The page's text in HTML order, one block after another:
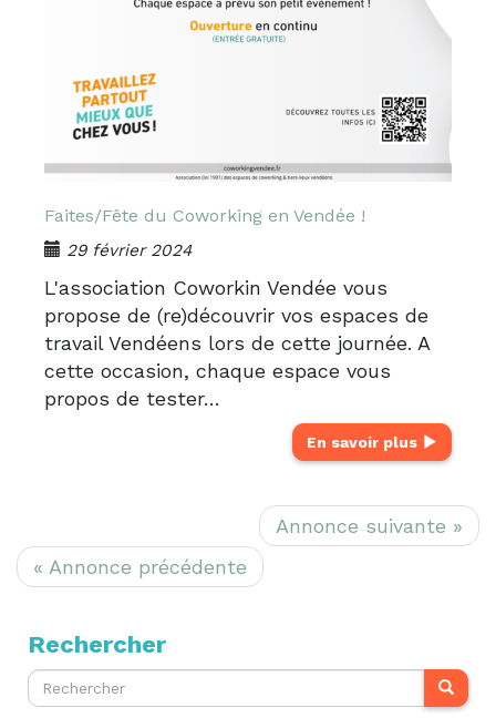
Faites/Fête du Coworking en Vendée !
29 février 2024
L'association Coworkin Vendée vous
propose de (re)découvrir vos espaces de
travail Vendéens lors de cette journée. A
cette occasion, chaque espace vous
propos de tester…
En savoir plus
Annonce suivante »
« Annonce précédente
Rechercher